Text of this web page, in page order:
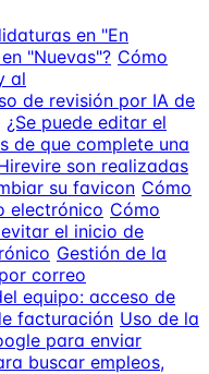
en "En
"Nuevas"? Cómo
al
de revisión por IA de
¿Se puede editar el
de que complete una
son realizadas
su favicon Cómo
electrónico Cómo
el inicio de
Gestión de la
correo
equipo: acceso de
facturación Uso de la
para enviar
buscar empleos,